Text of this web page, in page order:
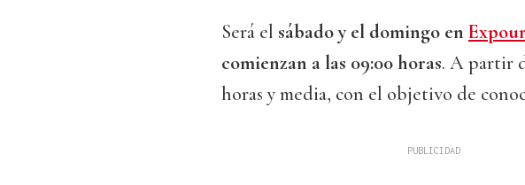
Será el sábado y el domingo en
comienzan a las 09:00 horas. A partir
horas y media, con el objetivo de